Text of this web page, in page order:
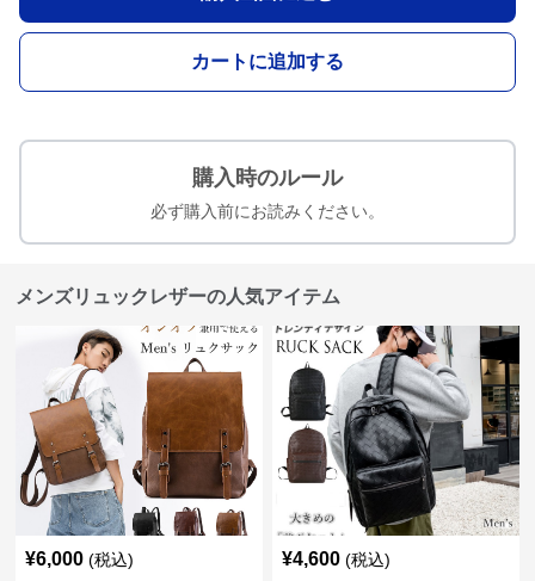
カートに追加する
購入時のルール
必ず購入前にお読みください。
メンズリュックレザーの人気アイテム
¥6,000 (税込) ¥4,600 (税込)